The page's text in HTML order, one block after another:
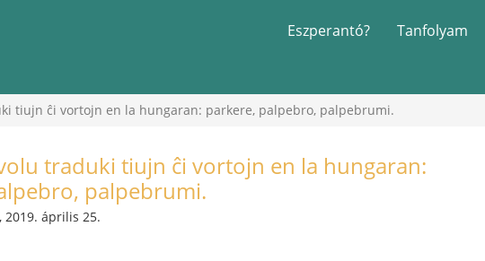
Eszperantó? Tanfolyam
tiujn ĉi vortojn en la hungaran: parkere, palpebro, palpebrumi.
traduki tiujn ĉi vortojn en la hungaran:
palpebrumi.
2019. április 25.